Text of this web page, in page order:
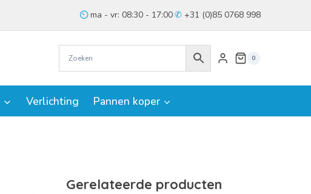
ma - vr: 08:30 - 17:00 +31 (0)85 0768 998
0
Verlichting Pannen koper
Gerelateerde producten